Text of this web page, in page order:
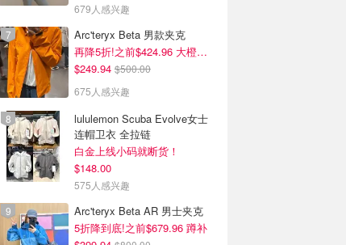
679人感兴趣
Arc'teryx Beta 男款夹克
再降5折!之前$424.96 大橙子好显白 蹲补
$249.94 $500.00
675人感兴趣
lululemon Scuba Evolve女士
连帽卫衣 全拉链
白金上线小码就断货！
$148.00
575人感兴趣
Arc'teryx Beta AR 男士夹克
5折降到底!之前$679.96 蹲补